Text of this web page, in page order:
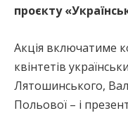
проєкту
Акція включатиме
квінтетів
Лятошинського,
Польової – і